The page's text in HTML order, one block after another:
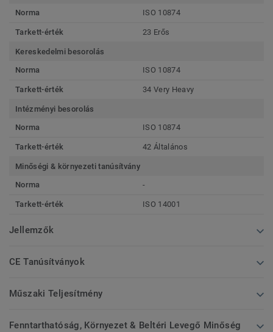
Norma
ISO 10874
Tarkett-érték 23 Erős
Kereskedelmi besorolás
Norma
ISO 10874
Tarkett-érték 34 Very Heavy
Intézményi besorolás
Norma
ISO 10874
Tarkett-érték 42 Általános
Minőségi & környezeti tanúsítvány
Norma
-
Tarkett-érték ISO 14001
Jellemzők
CE Tanúsítványok
Műszaki Teljesítmény
Fenntarthatóság, Környezet & Beltéri Levegő Minőség